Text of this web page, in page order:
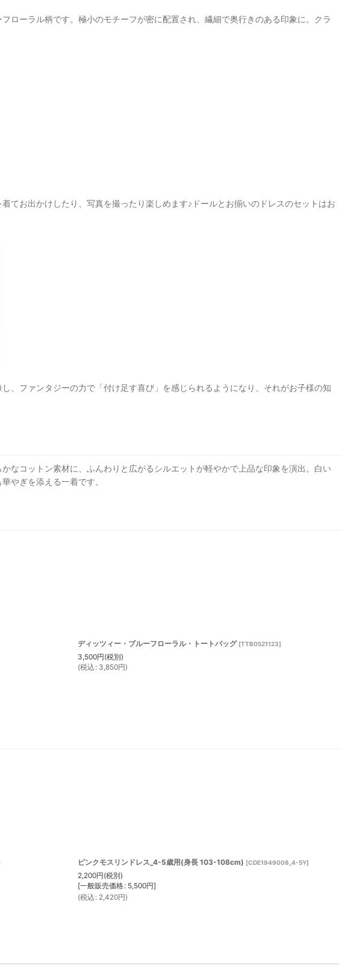
ローラル柄です。極小のモチーフが密に配置され、繊細で奥行きのある印象に。クラ
てお出かけしたり、写真を撮ったり楽しめます♪ドールとお揃いのドレスのセットはお
、ファンタジーの力で「付け足す喜び」を感じられるようになり、それがお子様の知
なコットン素材に、ふんわりと広がるシルエットが軽やかで上品な印象を演出。白い
やぎを添える一着です。
ディッツィー・ブルーフローラル・トートバッグ [TTB0521123]
3,500円(税別)
(税込 : 3,850円)
ピンクモスリンドレス_4-5歳用(身長 103-108cm) [CDE1949008_4-5Y]
2,200円(税別)
[一般販売価格: 5,500円]
(税込 : 2,420円)